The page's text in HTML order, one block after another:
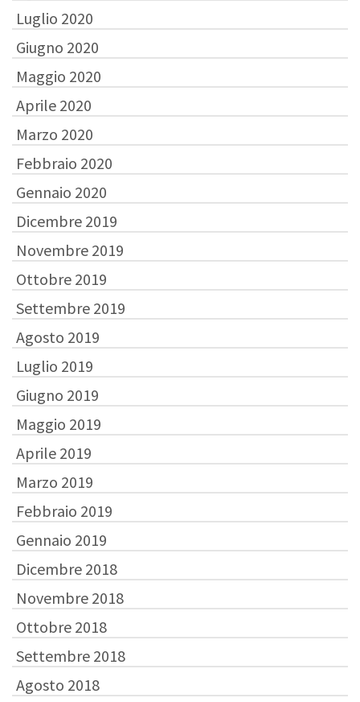
Luglio 2020
Giugno 2020
Maggio 2020
Aprile 2020
Marzo 2020
Febbraio 2020
Gennaio 2020
Dicembre 2019
Novembre 2019
Ottobre 2019
Settembre 2019
Agosto 2019
Luglio 2019
Giugno 2019
Maggio 2019
Aprile 2019
Marzo 2019
Febbraio 2019
Gennaio 2019
Dicembre 2018
Novembre 2018
Ottobre 2018
Settembre 2018
Agosto 2018